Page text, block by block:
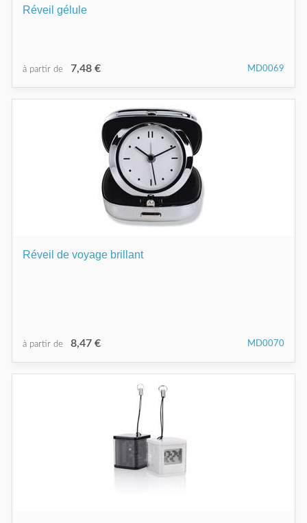
Réveil gélule
à partir de 7,48 € MD0069
Réveil de voyage brillant
à partir de 8,47 € MD0070